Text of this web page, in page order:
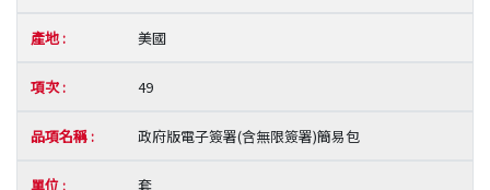
美國
49
政府版電子簽署(含無限簽署)簡易包
套